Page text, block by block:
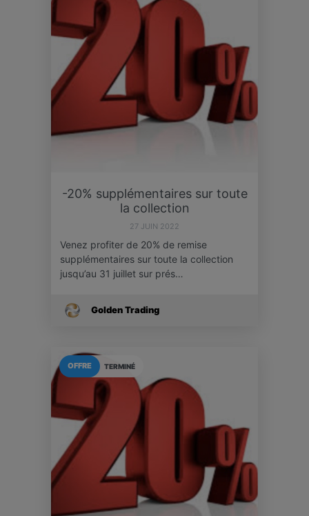
-20% supplémentaires sur toute
la collection
27 JUIN 2022
Venez profiter de 20% de remise
supplémentaires sur toute la collection
jusqu’au 31 juillet sur prés…
Golden Trading
TERMINÉ
OFFRE